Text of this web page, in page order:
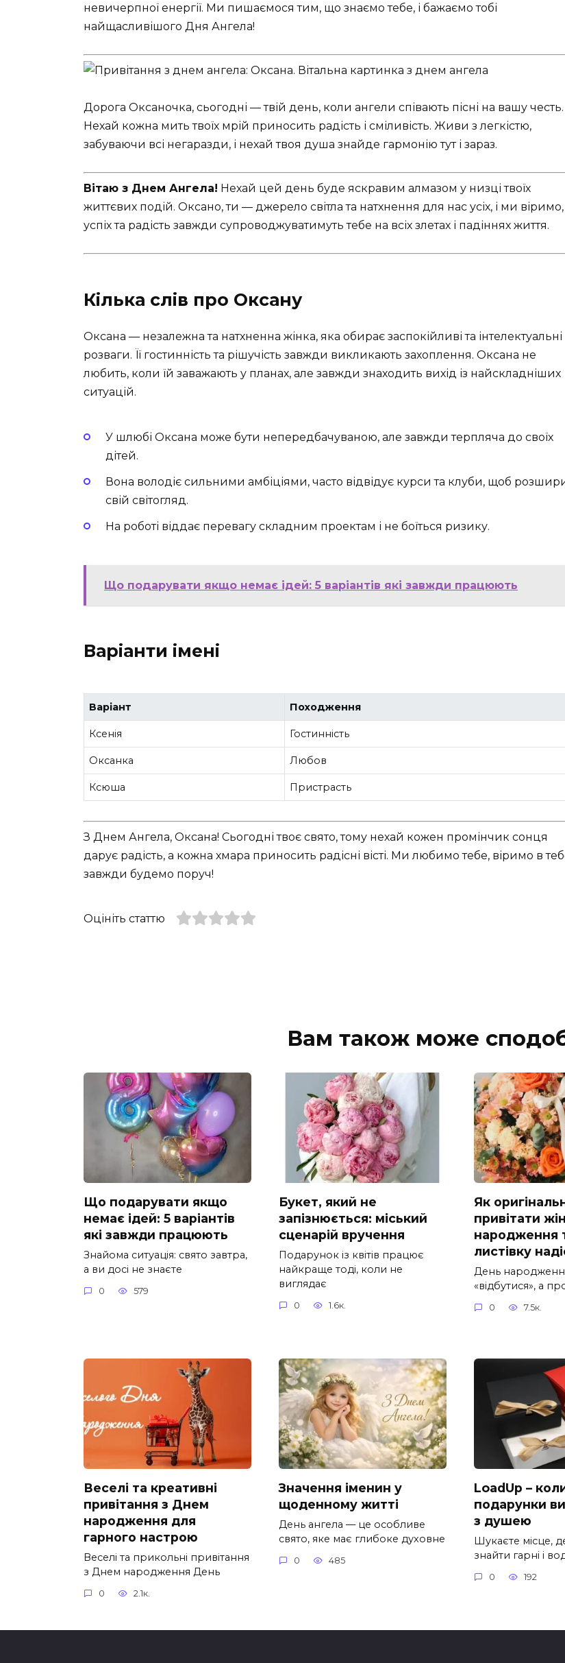
невичерпної енергії. Ми пишаємося тим, що знаємо тебе, і бажаємо тобі
найщасливішого Дня Ангела!
Дорога Оксаночка, сьогодні — твій день, коли ангели співають пісні на вашу честь.
Нехай кожна мить твоїх мрій приносить радість і сміливість. Живи з легкістю,
забуваючи всі негаразди, і нехай твоя душа знайде гармонію тут і зараз.
Вітаю з Днем Ангела! Нехай цей день буде яскравим алмазом у низці твоїх
життєвих подій. Оксано, ти — джерело світла та натхнення для нас усіх, і ми
успіх та радість завжди супроводжуватимуть тебе на всіх злетах і падіннях життя.
Кілька слів про Оксану
Оксана — незалежна та натхненна жінка, яка обирає заспокійливі та інтелектуальні
розваги. Її гостинність та рішучість завжди викликають захоплення. Оксана не
любить, коли їй заважають у планах, але завжди знаходить вихід із найскладніших
ситуацій.
У шлюбі Оксана може бути непередбачуваною, але завжди терпляча до своїх
дітей.
Вона володіє сильними амбіціями, часто відвідує курси та клуби, щоб
свій світогляд.
На роботі віддає перевагу складним проектам і не боїться ризику.
Що подарувати якщо немає ідей: 5 варіантів які завжди працюють
Варіанти імені
Варіант Походження
Ксенія Гостинність
Оксанка Любов
Ксюша Пристрасть
З Днем Ангела, Оксана! Сьогодні твоє свято, тому нехай кожен промінчик сонця
дарує радість, а кожна хмара приносить радісні вісті. Ми любимо тебе, віримо в
завжди будемо поруч!
Оцініть статтю
Вам також може
Що подарувати якщо
немає ідей: 5 варіантів
які завжди працюють
Знайома ситуація: свято завтра,
а ви досі не знаєте
0 579
Букет, який не
запізнюється: міський
сценарій вручення
Подарунок із квітів працює
найкраще тоді, коли не
виглядає
0 1.6к.
Як
привітати
народження
листівку
День
«відбутися», а
0 7.5к.
Веселі та креативні
привітання з Днем
народження для
гарного настрою
Веселі та прикольні привітання
з Днем народження День
0 2.1к.
Значення іменин у
щоденному житті
День ангела — це особливе
свято, яке має глибоке духовне
0 485
LoadUp –
подарунки
з душею
Шукаєте місце,
знайти гарні і
0 192